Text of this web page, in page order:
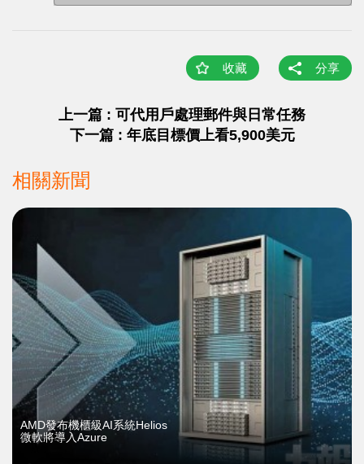
收藏 分享
上一篇 : 可代用戶處理郵件與日常任務
下一篇 : 年底目標價上看5,900美元
相關新聞
AMD發布機櫃級AI系統Helios
微軟將導入Azure